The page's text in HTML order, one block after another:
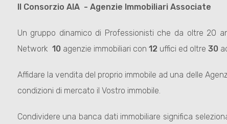
Il Consorzio AIA - Agenzie Immobiliari Associate
Un gruppo dinamico di Professionisti che da oltre 20
Network 10agenzie immobiliari con 12 uffici ed oltre 30
Affidare la vendita del proprio immobile ad una delle
condizioni di mercato il Vostro immobile.
Condividere una banca dati immobiliare significa